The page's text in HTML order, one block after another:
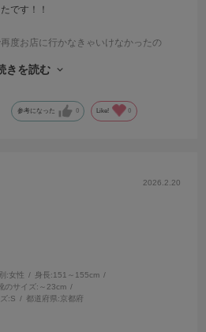
です！！
度お店に行かなきゃいけなかったの
りがたいです。
きを読む
参考になった 0 Like! 0
2026.2.20
:女性 身長:151～155cm
のサイズ: ～23cm
:S 都道府県:京都府